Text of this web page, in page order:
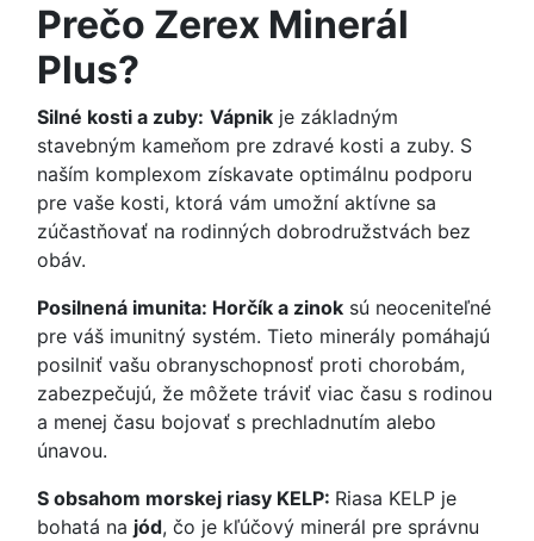
Prečo Zerex Minerál
Plus?
Silné kosti a zuby: Vápnik je základným
stavebným kameňom pre zdravé kosti a zuby. S
naším komplexom získavate optimálnu podporu
pre vaše kosti, ktorá vám umožní aktívne sa
zúčastňovať na rodinných dobrodružstvách bez
obáv.
Posilnená imunita: Horčík a zinok sú neoceniteľné
pre váš imunitný systém. Tieto minerály pomáhajú
posilniť vašu obranyschopnosť proti chorobám,
zabezpečujú, že môžete tráviť viac času s rodinou
a menej času bojovať s prechladnutím alebo
únavou.
S obsahom morskej riasy KELP: Riasa KELP je
bohatá na jód, čo je kľúčový minerál pre správnu